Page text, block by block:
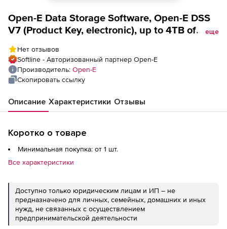
Open-E Data Storage Software, Open-E DSS
V7 (Product Key, electronic), up to 4TB of
еще
Нет отзывов
Softline - Авторизованный партнер Open-E
Производитель: Open-E
Скопировать ссылку
Описание Характеристики Отзывы
Коротко о товаре
Минимальная покупка: от 1 шт.
Все характеристики
Доступно только юридическим лицам и ИП – не
предназначено для личных, семейных, домашних и иных
нужд, не связанных с осуществлением
предпринимательской деятельности